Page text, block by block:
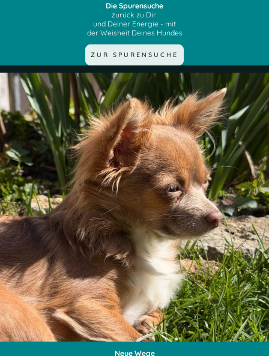
Die Spurensuche
zurück zu Dir
und Deiner Energie - mit
der Weisheit Deines Hundes
ZUR SPURENSUCHE
Neue Wege